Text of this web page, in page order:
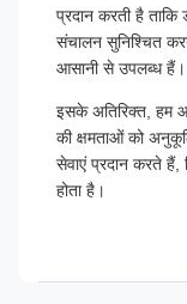
प्रदान करती है
संचालन सुनिश्चित
आसानी से उपलब्ध हैं।
इसके अतिरिक्त, हम
की क्षमताओं को
सेवाएं प्रदान करते हैं,
होता है।